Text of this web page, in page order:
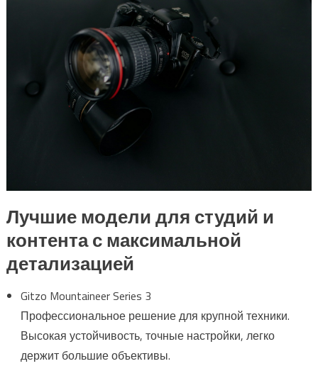
Лучшие модели для студий и
контента с максимальной
детализацией
Gitzo Mountaineer Series 3
Профессиональное решение для крупной техники.
Высокая устойчивость, точные настройки, легко
держит большие объективы.